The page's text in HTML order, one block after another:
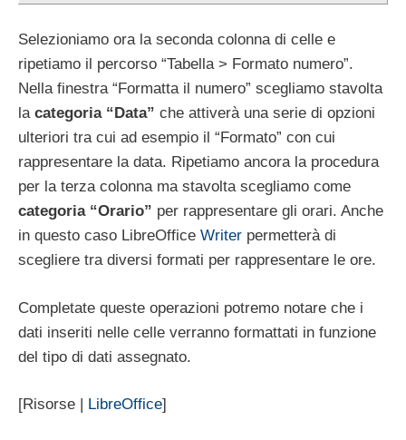
Selezioniamo ora la seconda colonna di celle e
ripetiamo il percorso “Tabella > Formato numero”.
Nella finestra “Formatta il numero” scegliamo stavolta
la categoria “Data” che attiverà una serie di opzioni
ulteriori tra cui ad esempio il “Formato” con cui
rappresentare la data. Ripetiamo ancora la procedura
per la terza colonna ma stavolta scegliamo come
categoria “Orario” per rappresentare gli orari. Anche
in questo caso LibreOffice Writer permetterà di
scegliere tra diversi formati per rappresentare le ore.
Completate queste operazioni potremo notare che i
dati inseriti nelle celle verranno formattati in funzione
del tipo di dati assegnato.
[Risorse | LibreOffice]